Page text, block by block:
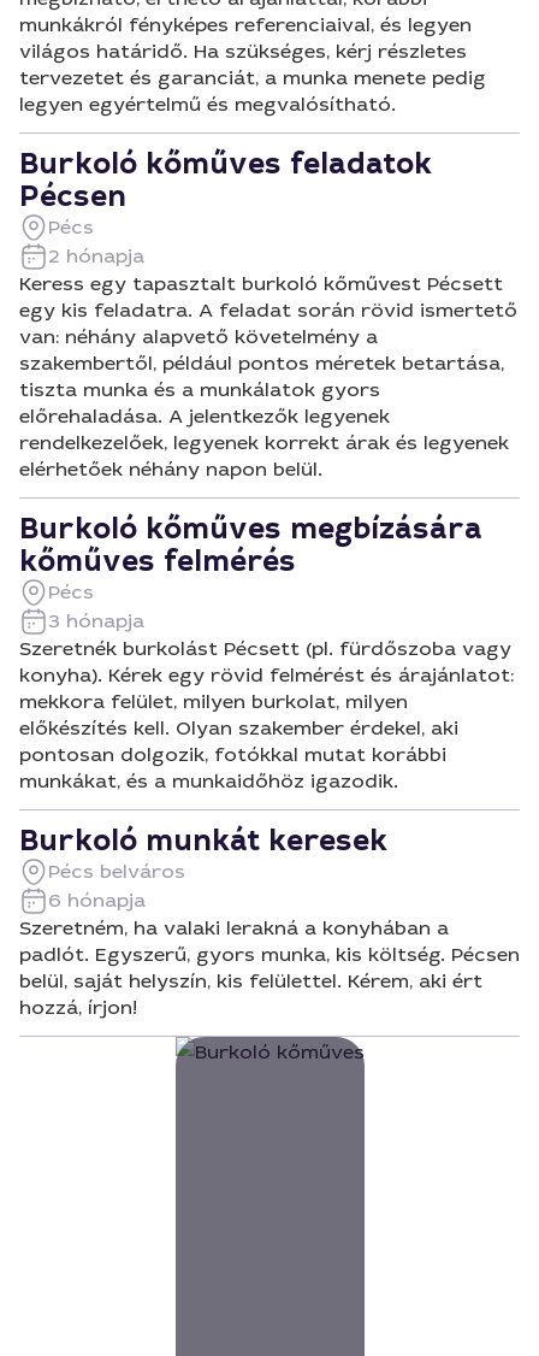
munkákról fényképes referenciaival, és legyen
világos határidő. Ha szükséges, kérj részletes
tervezetet és garanciát, a munka menete pedig
legyen egyértelmű és megvalósítható.
Burkoló kőműves feladatok
Pécsen
Pécs
2 hónapja
Keress egy tapasztalt burkoló kőművest Pécsett
egy kis feladatra. A feladat során rövid ismertető
van: néhány alapvető követelmény a
szakembertől, például pontos méretek betartása,
tiszta munka és a munkálatok gyors
előrehaladása. A jelentkezők legyenek
rendelkezelőek, legyenek korrekt árak és legyenek
elérhetőek néhány napon belül.
Burkoló kőműves megbízására
kőműves felmérés
Pécs
3 hónapja
Szeretnék burkolást Pécsett (pl. fürdőszoba vagy
konyha). Kérek egy rövid felmérést és árajánlatot:
mekkora felület, milyen burkolat, milyen
előkészítés kell. Olyan szakember érdekel, aki
pontosan dolgozik, fotókkal mutat korábbi
munkákat, és a munkaidőhöz igazodik.
Burkoló munkát keresek
Pécs belváros
6 hónapja
Szeretném, ha valaki lerakná a konyhában a
padlót. Egyszerű, gyors munka, kis költség. Pécsen
belül, saját helyszín, kis felülettel. Kérem, aki ért
hozzá, írjon!